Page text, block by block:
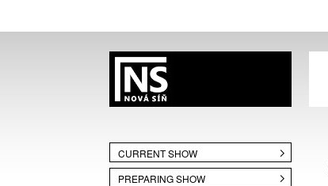
CURRENT SHOW
PREPARING SHOW